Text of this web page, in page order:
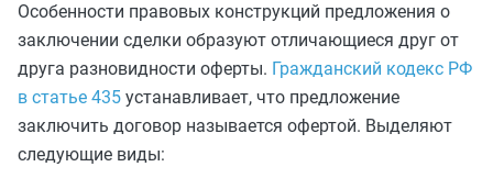
Особенности правовых конструкций предложения о
заключении сделки образуют отличающиеся друг от
друга разновидности оферты. Гражданский кодекс РФ
в статье 435 устанавливает, что предложение
заключить договор называется офертой. Выделяют
следующие виды: